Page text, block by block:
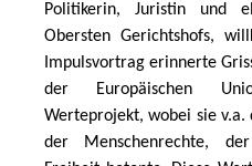
Politikerin, Juristin und
Obersten Gerichtshofs,
Impulsvortrag erinnerte
der Europäischen
Werteprojekt, wobei sie
der Menschenrechte,